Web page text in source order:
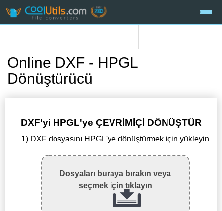
Online DXF - HPGL
Dönüştürücü
DXF'yi HPGL'ye ÇEVRİMİÇİ DÖNÜŞTÜR
1) DXF dosyasını HPGL'ye dönüştürmek için yükleyin
Dosyaları buraya bırakın veya
seçmek için tıklayın